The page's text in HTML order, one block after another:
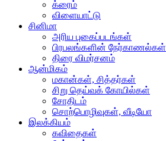
க்ரைம்
விளையாட்டு
சினிமா
அரிய புகைப்படங்கள்
பிரபலங்களின் நேர்காணல்கள்
திரை விமர்சனம்
ஆன்மிகம்
மகான்கள், சித்தர்கள்
சிறு தெய்வக் கோயில்கள்
சோதிடம்
சொற்பொழிவுகள், வீடியோ
இலக்கியம்
கவிதைகள்